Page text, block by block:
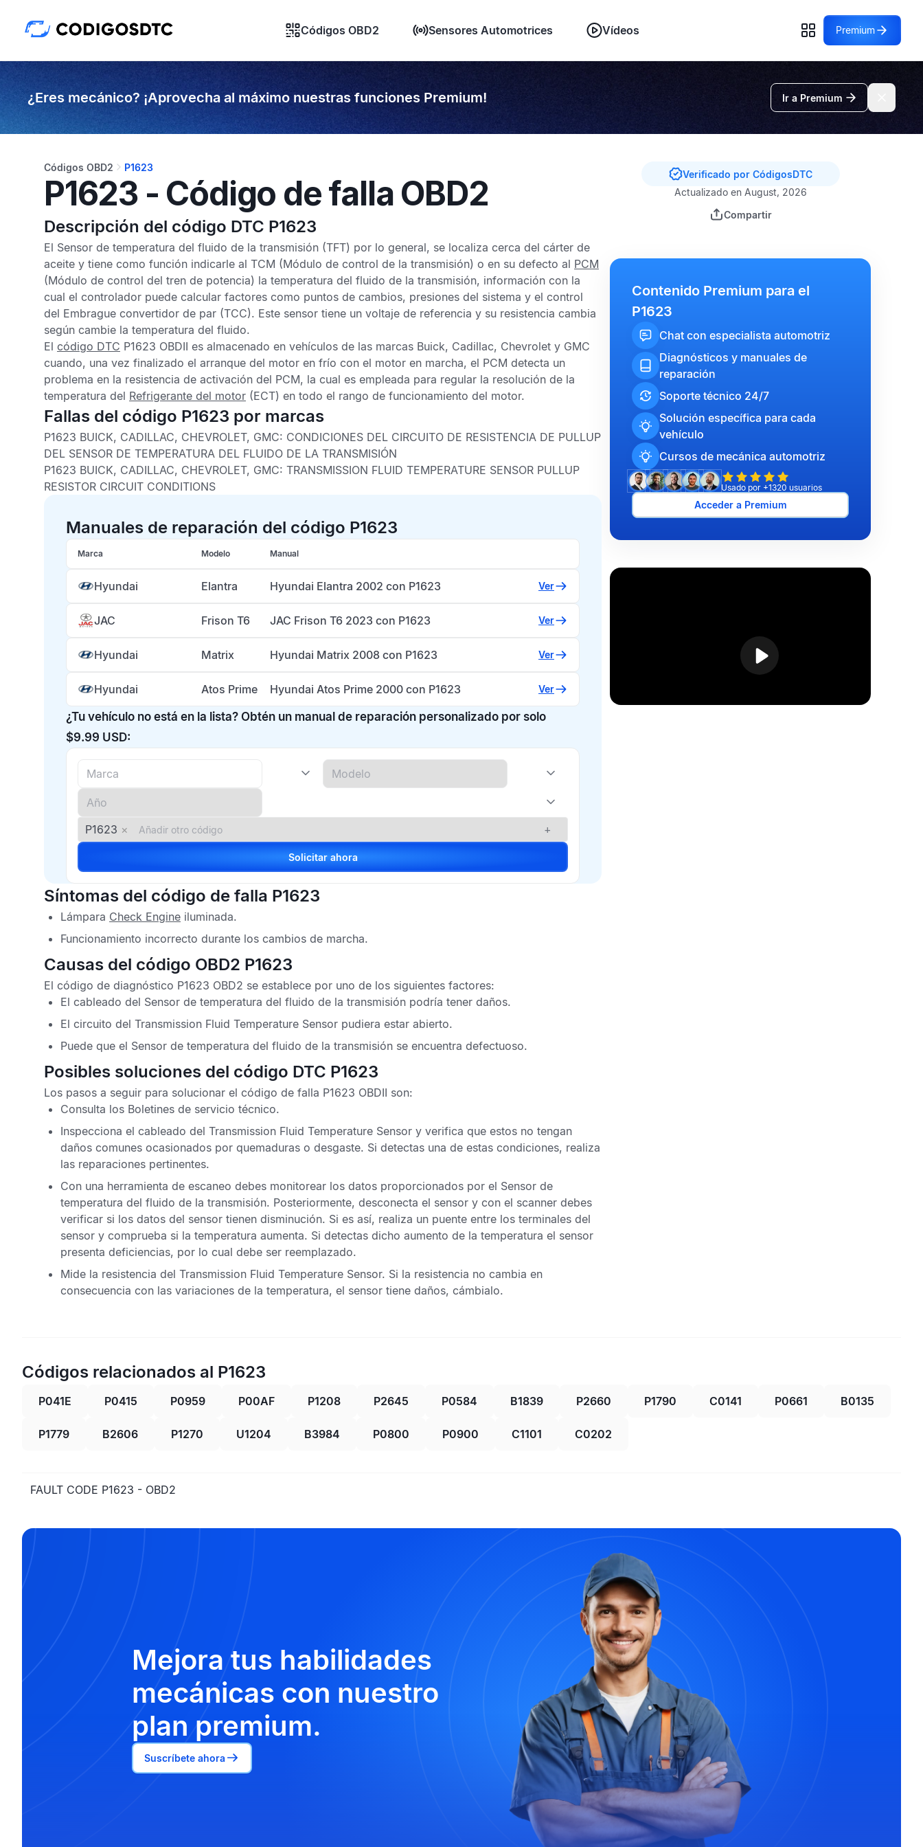
Códigos OBD2 Sensores Automotrices Vídeos Premium
¿Eres mecánico? ¡Aprovecha al máximo nuestras funciones Premium! Ir a Premium
Códigos OBD2 P1623
P1623 - Código de falla OBD2
Descripción del código DTC P1623
El Sensor de temperatura del fluido de la transmisión (TFT) por lo general, se localiza cerca del cárter de
aceite y tiene como función indicarle al TCM (Módulo de control de la transmisión) o en su defecto al PCM
(Módulo de control del tren de potencia) la temperatura del fluido de la transmisión, información con la
cual el controlador puede calcular factores como puntos de cambios, presiones del sistema y el control
del Embrague convertidor de par (TCC). Este sensor tiene un voltaje de referencia y su resistencia cambia
según cambie la temperatura del fluido.
El código DTC P1623 OBDII es almacenado en vehículos de las marcas Buick, Cadillac, Chevrolet y GMC
cuando, una vez finalizado el arranque del motor en frío con el motor en marcha, el PCM detecta un
problema en la resistencia de activación del PCM, la cual es empleada para regular la resolución de la
temperatura del Refrigerante del motor (ECT) en todo el rango de funcionamiento del motor.
Fallas del código P1623 por marcas
P1623 BUICK, CADILLAC, CHEVROLET, GMC: CONDICIONES DEL CIRCUITO DE RESISTENCIA DE PULLUP
DEL SENSOR DE TEMPERATURA DEL FLUIDO DE LA TRANSMISIÓN
P1623 BUICK, CADILLAC, CHEVROLET, GMC: TRANSMISSION FLUID TEMPERATURE SENSOR PULLUP
RESISTOR CIRCUIT CONDITIONS
Manuales de reparación del código P1623
Marca Modelo Manual
Hyundai Elantra Hyundai Elantra 2002 con P1623 Ver
JAC Frison T6 JAC Frison T6 2023 con P1623 Ver
Hyundai Matrix Hyundai Matrix 2008 con P1623 Ver
Hyundai Atos Prime Hyundai Atos Prime 2000 con P1623 Ver
¿Tu vehículo no está en la lista? Obtén un manual de reparación personalizado por solo
$9.99 USD:
P1623 × +
Solicitar ahora
Síntomas del código de falla P1623
Lámpara Check Engine iluminada.
Funcionamiento incorrecto durante los cambios de marcha.
Causas del código OBD2 P1623
El código de diagnóstico P1623 OBD2 se establece por uno de los siguientes factores:
El cableado del Sensor de temperatura del fluido de la transmisión podría tener daños.
El circuito del Transmission Fluid Temperature Sensor pudiera estar abierto.
Puede que el Sensor de temperatura del fluido de la transmisión se encuentra defectuoso.
Posibles soluciones del código DTC P1623
Los pasos a seguir para solucionar el código de falla P1623 OBDII son:
Consulta los Boletines de servicio técnico.
Inspecciona el cableado del Transmission Fluid Temperature Sensor y verifica que estos no tengan
daños comunes ocasionados por quemaduras o desgaste. Si detectas una de estas condiciones, realiza
las reparaciones pertinentes.
Con una herramienta de escaneo debes monitorear los datos proporcionados por el Sensor de
temperatura del fluido de la transmisión. Posteriormente, desconecta el sensor y con el scanner debes
verificar si los datos del sensor tienen disminución. Si es así, realiza un puente entre los terminales del
sensor y comprueba si la temperatura aumenta. Si detectas dicho aumento de la temperatura el sensor
presenta deficiencias, por lo cual debe ser reemplazado.
Mide la resistencia del Transmission Fluid Temperature Sensor. Si la resistencia no cambia en
consecuencia con las variaciones de la temperatura, el sensor tiene daños, cámbialo.
Verificado por CódigosDTC
Actualizado en August, 2026
Compartir
Contenido Premium para el
P1623
Chat con especialista automotriz
Diagnósticos y manuales de
reparación
Soporte técnico 24/7
Solución específica para cada
vehículo
Cursos de mecánica automotriz
Usado por +1320 usuarios
Acceder a Premium
Códigos relacionados al P1623
P041E P0415 P0959 P00AF P1208 P2645 P0584 B1839 P2660 P1790 C0141 P0661 B0135
P1779 B2606 P1270 U1204 B3984 P0800 P0900 C1101 C0202
FAULT CODE P1623 - OBD2
Mejora tus habilidades
mecánicas con nuestro
plan premium.
Suscríbete ahora